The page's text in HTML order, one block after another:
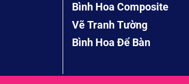
Bình Hoa Composite
Vẽ Tranh Tường
Bình Hoa Để Bàn